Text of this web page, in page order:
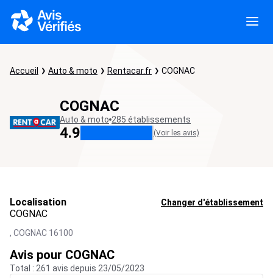
Accueil Auto & moto Rentacar.fr COGNAC
COGNAC
Auto & moto 285 établissements
4.9 (Voir les avis)
Localisation Changer d'établissement
COGNAC
, COGNAC 16100
Avis pour COGNAC
Total : 261 avis depuis 23/05/2023